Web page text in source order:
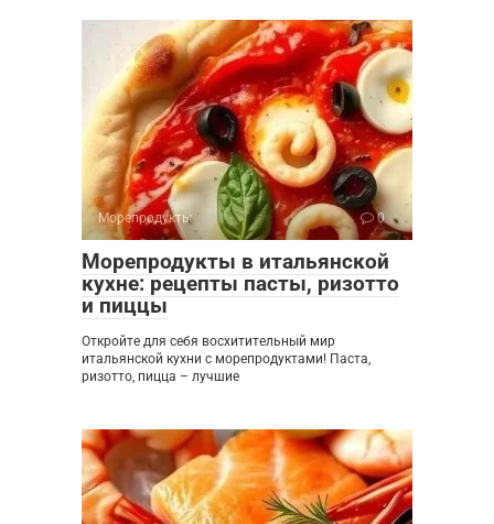
Морепродукты 0
Морепродукты в итальянской
кухне: рецепты пасты, ризотто
и пиццы
Откройте для себя восхитительный мир
итальянской кухни с морепродуктами! Паста,
ризотто, пицца – лучшие